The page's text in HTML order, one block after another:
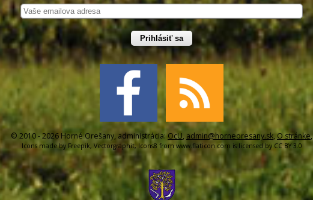
Prihlásiť sa
© 2010 - 2026 Horné Orešany, administrácia: OcU, admin@horneoresany.sk,O stránke,
Icons made by Freepik, Vectorgraphit, Icons8 fromwww.flaticon.com is licensed by CC BY 3.0